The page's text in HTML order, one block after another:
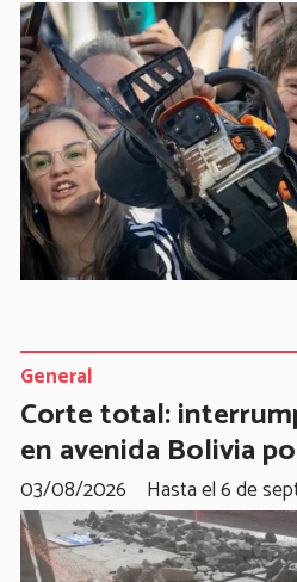
Corte total:
en avenida Bolivia
Hasta el 6 de
General
03/08/2026